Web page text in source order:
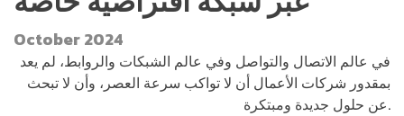
October 2024
في عالم الاتصال والتواصل وفي عالم الشبكات والروابط، لم يعد
بمقدور شركات الأعمال أن لا تواكب سرعة العصر، وأن لا تبحث
عن حلول جديدة ومبتكرة.